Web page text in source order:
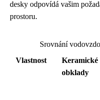
desky odpovídá vašim
prostoru.
Srovnání
Vlastnost
Keramické
obklady